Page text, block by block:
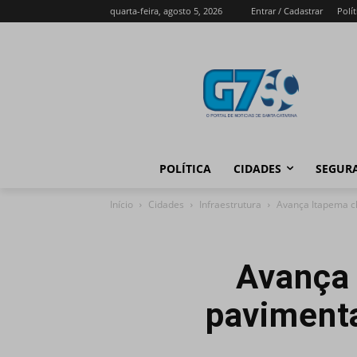
quarta-feira, agosto 5, 2026 Entrar / Cadastrar
POLÍTICA CIDADES
Início Cidades Infraestrutura Avança Itapema